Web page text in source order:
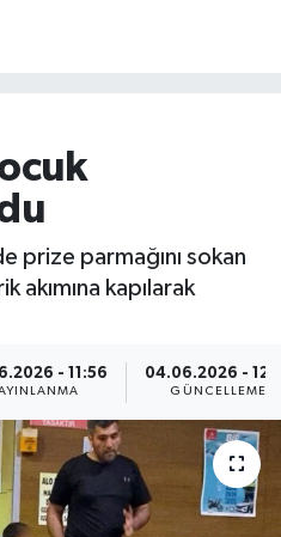
prize parmağını sokan
akımına kapılarak
- 11:56 04.06.2026 -
GÜNCELLEME
ve Fikstür